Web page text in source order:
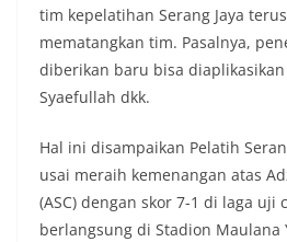
tim kepelatihan Serang Jaya
mematangkan tim. Pasalnya,
diberikan baru bisa
Syaefullah dkk.
Hal ini disampaikan Pelatih
usai meraih kemenangan atas
(ASC) dengan skor 7-1 di laga uji
berlangsung di Stadion Maulana